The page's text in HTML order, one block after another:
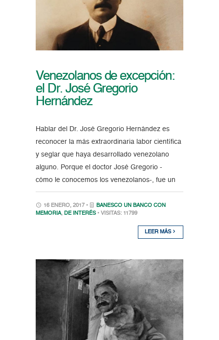
Venezolanos de excepción:
el Dr. José Gregorio
Hernández
Hablar del Dr. José Gregorio Hernández es
reconocer la más extraordinaria labor científica
y seglar que haya desarrollado venezolano
alguno. Porque el doctor José Gregorio -
cómo le conocemos los venezolanos-, fue un
16 ENERO, 2017 •
BANESCO UN BANCO CON
MEMORIA, DE INTERÉS • VISITAS: 11799
LEER MÁS